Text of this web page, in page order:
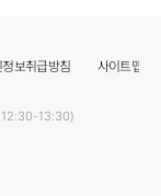
보취급방침 사이트맵
13:30)